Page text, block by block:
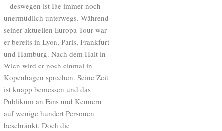
– deswegen ist Ibe immer noch
unermüdlich unterwegs. Während
seiner aktuellen Europa-Tour war
er bereits in Lyon, Paris, Frankfurt
und Hamburg. Nach dem Halt in
Wien wird er noch einmal in
Kopenhagen sprechen. Seine Zeit
ist knapp bemessen und das
Publikum an Fans und Kennern
auf wenige hundert Personen
beschränkt. Doch die